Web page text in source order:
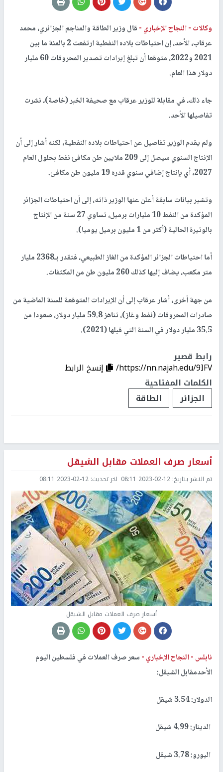
وكالات -النجاح الإخباري -قال وزير الطاقة والمناجم الجزائري، محمد
عرقاب، الأحد، إن احتياطات بلاده النفطية ارتفعت 2 بالمئة ما بين
2021 و2022، متوقعا أن تبلغ إيرادات تصدير المحروقات 60 مليار
دولار هذا العام.
جاء ذلك، في مقابلة للوزير عرقاب مع صحيفة الخبر (خاصة)، نشرت
تفاصيلها الأحد.
ولم يقدم الوزير تفاصيل عن احتياطات بلاده النفطية، لكنه أشار إلى أن
الإنتاج السنوي سيصل إلى 209 ملايين طن مكافئ نفط بحلول العام
2027، أي بإنتاج إضافي سنوي قدره 19 مليون طن مكافئ.
وتشير بيانات سابقة أعلن عنها الوزير ذاته، إلى أن احتياطات الجزائر
المؤكدة من النفط 10 مليارات برميل، تساوي 27 سنة من الإنتاج
بالوتيرة الحالية (أكثر من 1 مليون برميل يوميا).
أما احتياطات الجزائر المؤكدة من الغاز الطبيعي، فتقدر بـ2368 مليار
متر مكعب، يضاف إليها كذلك 260 مليون طن من المكثفات.
من جهة أخرى، أشار عرقاب إلى أن الإيرادات المتوقعة للسنة الماضية من
صادرات المحروقات (نفط وغاز)، تناهز 59.8 مليار دولار، صعودا من
35.5 مليار دولار في السنة التي قبلها (2021).
رابط قصير
https://nn.najah.edu/9IFV/
إنسخ الرابط
الكلمات المفتاحية
الجزائر
الطاقة
أسعار صرف العملات مقابل الشيقل
تم النشر بتاريخ: 2023-02-12 08:11 اخر تحديث: 2023-02-12 08:11
أسعار صرف العملات مقابل الشيقل
نابلس -النجاح الإخباري -سعر صرف العملات في فلسطين اليوم
الأحدمقابل الشيقل:
الدولار: 3.54 شيقل
الدينار: 4.99 شيقل
اليورو: 3.78 شيقل